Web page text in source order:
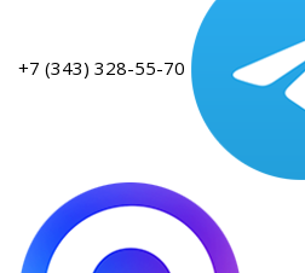
+7 (343) 328-55-70